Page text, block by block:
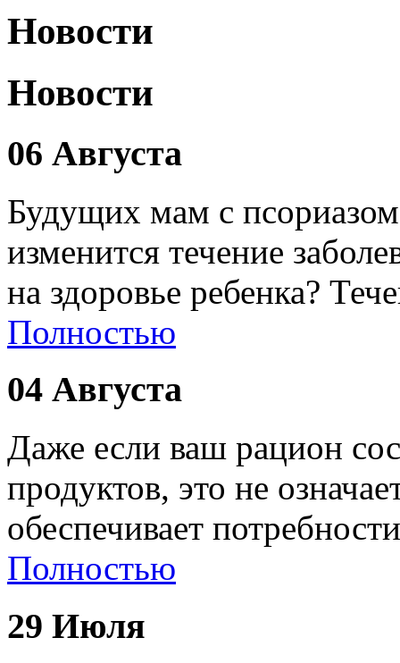
Новости
Новости
06 Августа
Будущих мам с
изменится течение
на здоровье ребенка?
Полностью
04 Августа
Даже если ваш рацион
продуктов, это не
обеспечивает
Полностью
29 Июля